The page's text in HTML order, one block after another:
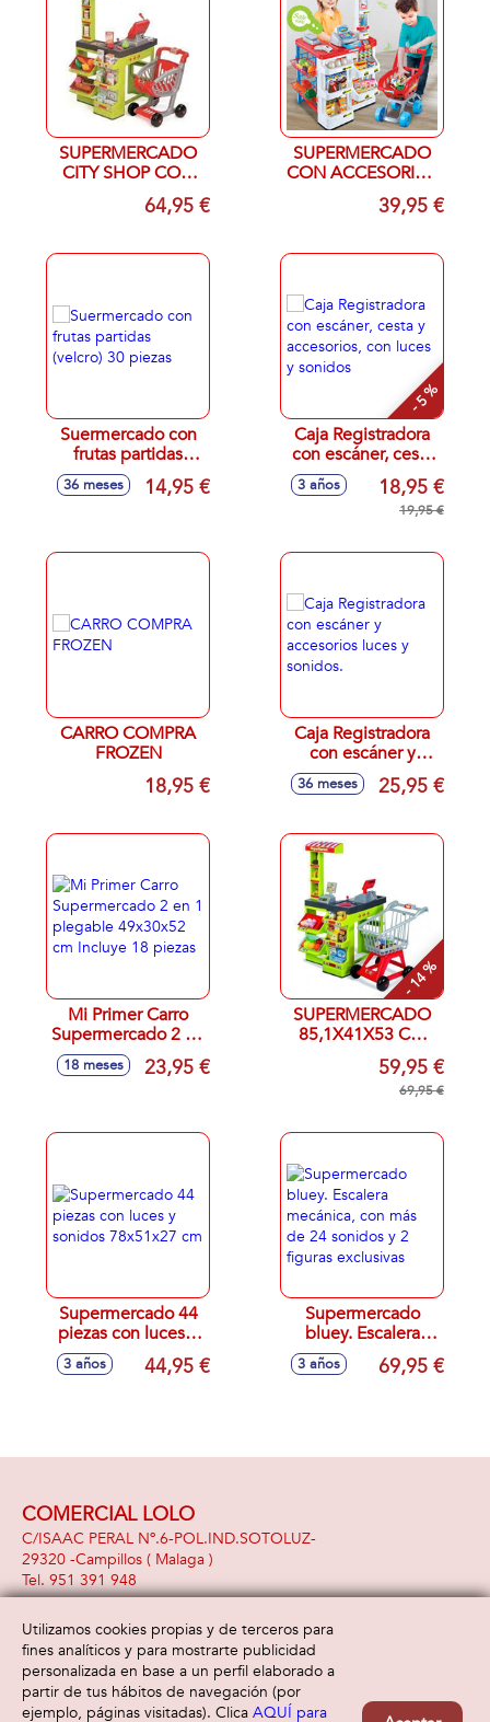
SUPERMERCADO
CITY SHOP CON
SONIDOS
60X32X86 CON
64,95 €
SUPERMERCADO
CON ACCESORIOS
Y CARRITO39,95 €
Suermercado con
frutas partidas
(velcro) 30 piezas
36 meses 14,95 €
- 5 %
Caja Registradora
con escáner, cesta
y accesorios, con
luces y sonidos
3 años 18,95 €
19,95 €
CARRO COMPRA
FROZEN
18,95 €
Caja Registradora
con escáner y
accesorios luces y
sonidos.
36 meses 25,95 €
Mi Primer Carro
Supermercado 2 en
1 plegable
49x30x52 cm
18 meses 23,95 €
- 14 %
SUPERMERCADO
85,1X41X53 CM
C/MUCHAS
FUNCIONES Y
ACCESORIOS
59,95 €
69,95 €
Supermercado 44
piezas con luces y
sonidos 78x51x27
3 años 44,95 €
Supermercado
bluey. Escalera
mecánica, con más
de 24 sonidos y 2
3 años 69,95 €
COMERCIAL LOLO
C/ISAAC PERAL Nº.6-POL.IND.SOTOLUZ-
29320 -Campillos ( Malaga )
951 391 948
Información
Aviso legal
Política de privacidad
Atención al cliente
Envío y devolución
Utilizamos cookies propias y de terceros para
fines analíticos y para mostrarte publicidad
personalizada en base a un perfil elaborado a
partir de tus hábitos de navegación (por
ejemplo, páginas visitadas). Clica AQUÍ para